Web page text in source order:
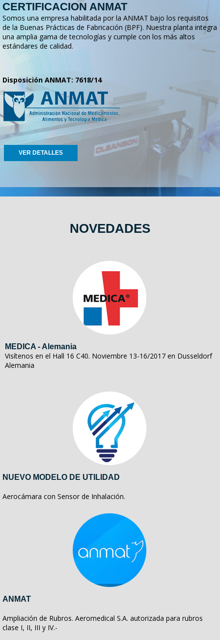
CERTIFICACION ANMAT
Somos una empresa habilitada por la ANMAT bajo los requisitos
de la Buenas Prácticas de Fabricación (BPF). Nuestra planta integra
una amplia gama de tecnologías y cumple con los más altos
estándares de calidad.
Disposición ANMAT: 7618/14
VER DETALLES
NOVEDADES
MEDICA - Alemania
Visítenos en el Hall 16 C40. Noviembre 13-16/2017 en Dusseldorf
Alemania
NUEVO MODELO DE UTILIDAD
Aerocámara con Sensor de Inhalación.
ANMAT
Ampliación de Rubros. Aeromedical S.A. autorizada para rubros
clase I, II, III y IV.-